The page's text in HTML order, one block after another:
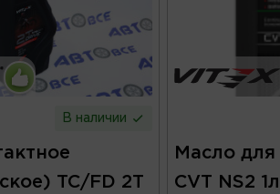
В наличии
TC/FD 2T
Масло
CVT NS2